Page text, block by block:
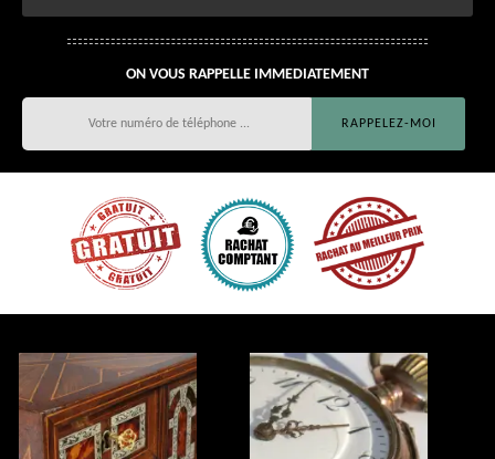
ON VOUS RAPPELLE IMMEDIATEMENT